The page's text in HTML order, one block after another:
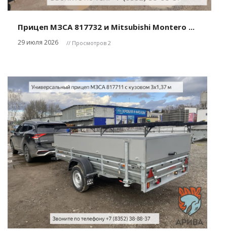
Прицеп МЗСА 817732 и Mitsubishi Montero ...
29 июля 2026 // Просмотров 2